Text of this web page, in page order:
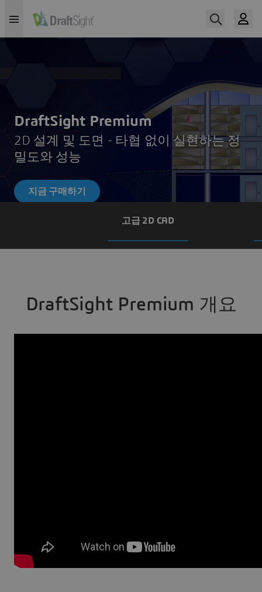
DraftSight Premium
2D 설계 및 도면 - 타협 없이 실현하는 정
밀도와 성능
지금 구매하기
고급 2D CAD
DraftSight Premium 개요